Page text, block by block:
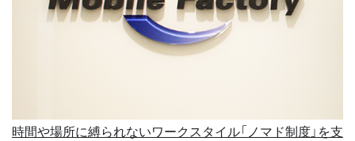
時間や場所に縛られないワークスタイル「ノマド制度」を支